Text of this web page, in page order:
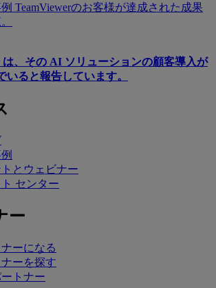
TeamViewerのお客様が達成された成果
は、その AI ソリューションの顧客導入が
いると報告しています。
とウェビナー
ト センター
ー
ーになる
ーを探す
トナー